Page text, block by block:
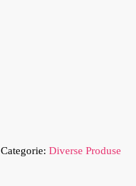
Categorie: Diverse Produse